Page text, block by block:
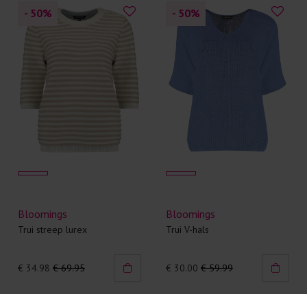
- 50%
Bloomings
Trui streep lurex
€ 34.98 € 69.95
- 50%
Bloomings
Trui V-hals
€ 30.00 € 59.99